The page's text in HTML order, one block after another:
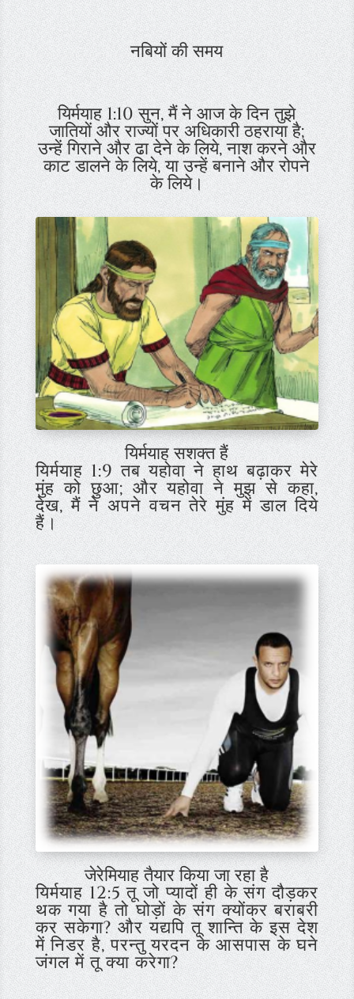
नबियों की समय
यिर्मयाह 1:10 सुन, मैं ने आज के दिन तुझे
जातियों और राज्यों पर अधिकारी ठहराया है;
उन्हें गिराने और ढा देने के लिये, नाश करने और
काट डालने के लिये, या उन्हें बनाने और रोपने
के लिये।
यिर्मयाह सशक्त हैं
यिर्मयाह 1:9 तब यहोवा ने हाथ बढ़ाकर मेरे
मुंह को छुआ; और यहोवा ने मुझ से कहा,
देख, मैं ने अपने वचन तेरे मुंह में डाल दिये
हैं।
जेरेमियाह तैयार किया जा रहा है
यिर्मयाह 12:5 तू जो प्यादों ही के संग दौड़कर
थक गया है तो घोड़ों के संग क्योंकर बराबरी
कर सकेगा? और यद्यपि तू शान्ति के इस देश
में निडर है, परन्तु यरदन के आसपास के घने
जंगल में तू क्या करेगा?